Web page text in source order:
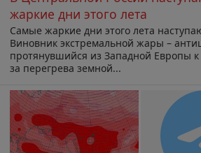
жаркие дни этого лета
Самые жаркие дни этого лета
Виновник экстремальной жары –
протянувшийся из Западной Европы
за перегрева земной...